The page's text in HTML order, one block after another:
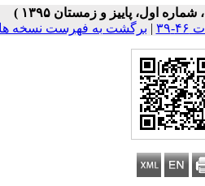
|برگشت به فهرست نسخه ها